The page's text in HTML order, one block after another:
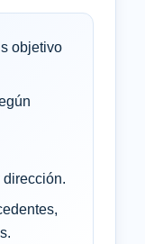
objetivo
dirección.